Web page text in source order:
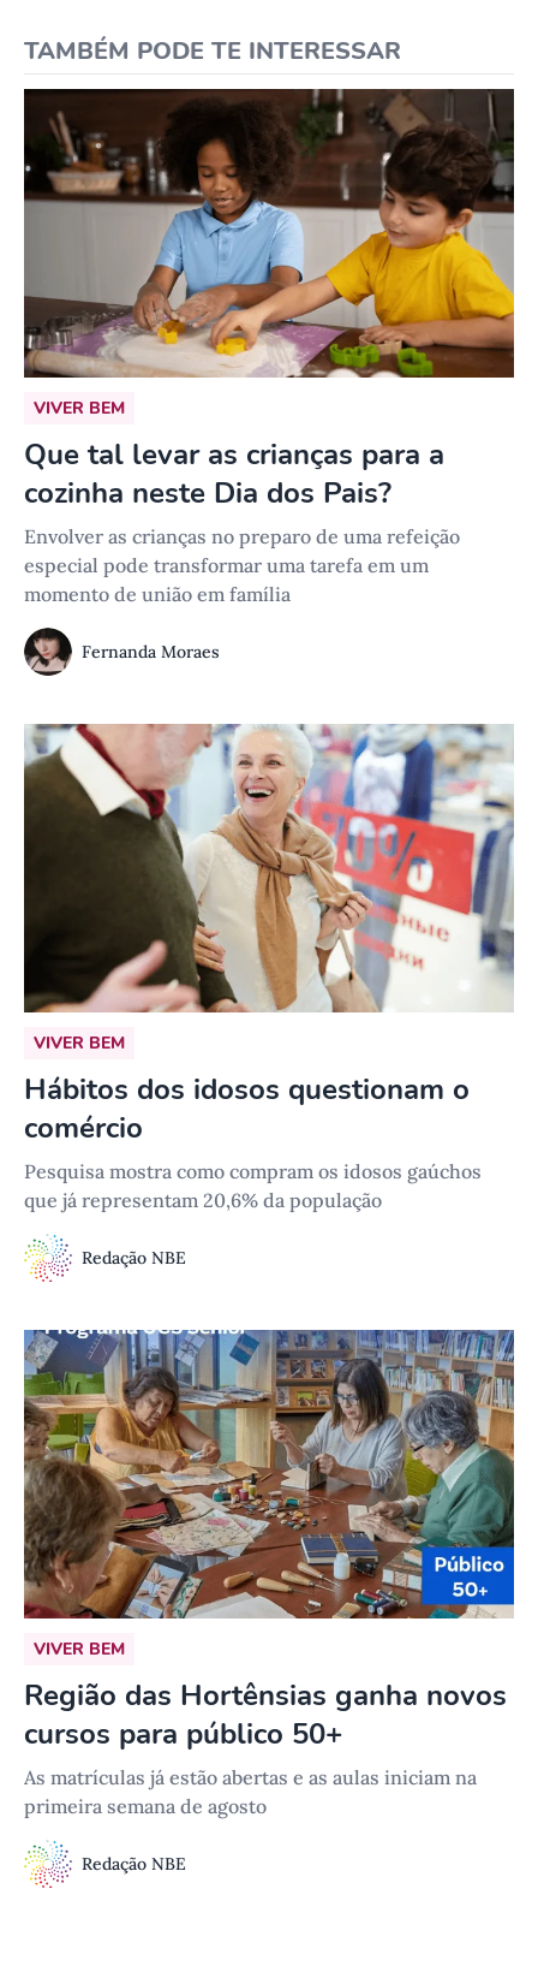
TAMBÉM PODE TE INTERESSAR
VIVER BEM
Que tal levar as crianças para a
cozinha neste Dia dos Pais?
Envolver as crianças no preparo de uma refeição
especial pode transformar uma tarefa em um
momento de união em família
Fernanda Moraes
VIVER BEM
Hábitos dos idosos questionam o
comércio
Pesquisa mostra como compram os idosos gaúchos
que já representam 20,6% da população
Redação NBE
VIVER BEM
Região das Hortênsias ganha novos
cursos para público 50+
As matrículas já estão abertas e as aulas iniciam na
primeira semana de agosto
Redação NBE